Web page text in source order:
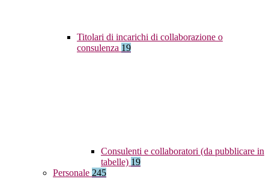
Titolari di incarichi di collaborazione o
consulenza 19
Consulenti e collaboratori (da pubblicare in
tabelle) 19
Personale 245